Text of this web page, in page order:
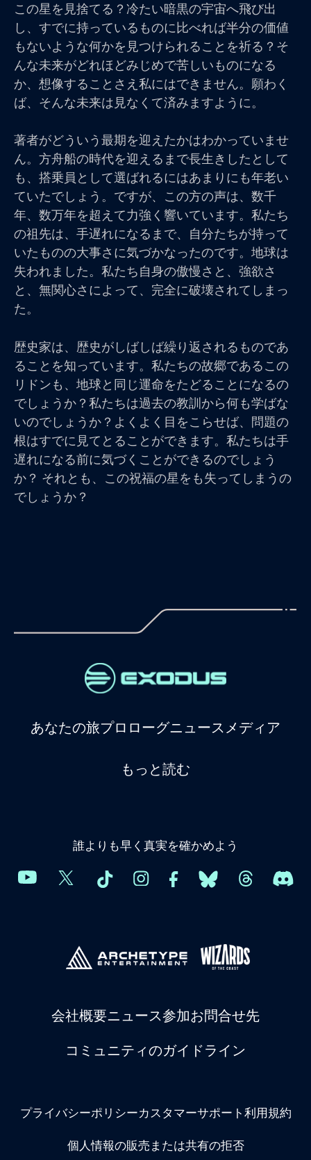
この星を見捨てる？冷たい暗黒の宇宙へ飛び出
し、すでに持っているものに比べれば半分の価値
もないような何かを見つけられることを祈る？そ
んな未来がどれほどみじめで苦しいものになる
か、想像することさえ私にはできません。願わく
ば、そんな未来は見なくて済みますように。
著者がどういう最期を迎えたかはわかっていませ
ん。方舟船の時代を迎えるまで長生きしたとして
も、搭乗員として選ばれるにはあまりにも年老い
ていたでしょう。ですが、この方の声は、数千
年、数万年を超えて力強く響いています。私たち
の祖先は、手遅れになるまで、自分たちが持って
いたものの大事さに気づかなったのです。地球は
失われました。私たち自身の傲慢さと、強欲さ
と、無関心さによって、完全に破壊されてしまっ
た。
歴史家は、歴史がしばしば繰り返されるものであ
ることを知っています。私たちの故郷であるこの
リドンも、地球と同じ運命をたどることになるの
でしょうか？私たちは過去の教訓から何も学ばな
いのでしょうか？よくよく目をこらせば、問題の
根はすでに見てとることができます。私たちは手
遅れになる前に気づくことができるのでしょう
か？ それとも、この祝福の星をも失ってしまうの
でしょうか？
あなたの旅プロローグニュースメディア
もっと読む
誰よりも早く真実を確かめよう
会社概要ニュース参加お問合せ先
コミュニティのガイドライン
プライバシーポリシーカスタマーサポート利用規約
個人情報の販売または共有の拒否